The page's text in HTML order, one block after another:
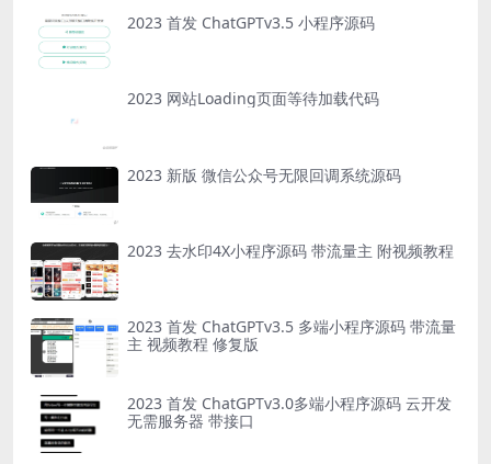
2023 首发 ChatGPTv3.5 小程序源码
2023 网站Loading页面等待加载代码
2023 新版 微信公众号无限回调系统源码
2023 去水印4X小程序源码 带流量主 附视频教程
2023 首发 ChatGPTv3.5 多端小程序源码 带流量
主 视频教程 修复版
2023 首发 ChatGPTv3.0多端小程序源码 云开发
无需服务器 带接口